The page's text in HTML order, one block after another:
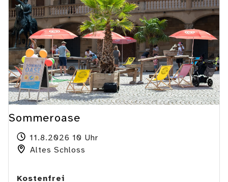
Sommeroase
11.8.2026 10 Uhr
Altes Schloss
Kostenfrei